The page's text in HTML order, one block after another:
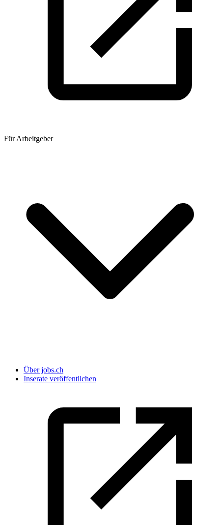
Für Arbeitgeber
Über jobs.ch
Inserate veröffentlichen